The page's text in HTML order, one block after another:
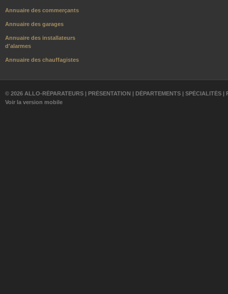
Annuaire des commerçants
Annuaire des garages
Annuaire des installateurs
d'alarmes
Annuaire des chauffagistes
© 2026 ALLO-RÉPARATEURS | PRÉSENTATION | DÉPARTEMENTS | SPÉCIALITÉS |
Voir la version mobile